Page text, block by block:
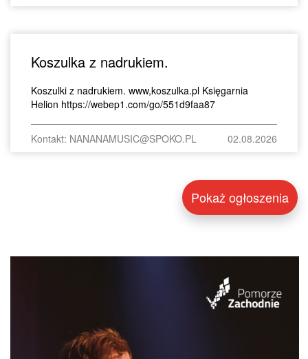
Koszulka z nadrukiem.
Koszulki z nadrukiem. www,koszulka.pl Księgarnia
Helion https://webep1.com/go/551d9faa87
Kontakt: NANANAMUSIC@SPOKO.PL 02.08.2026
Pokaż ogłoszenia